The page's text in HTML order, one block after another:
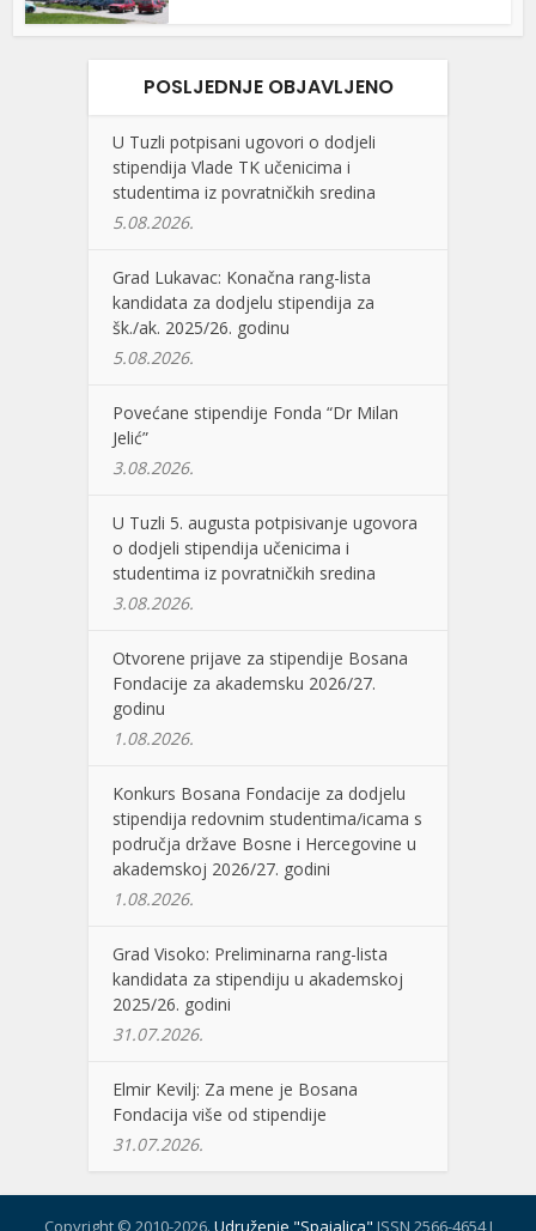
POSLJEDNJE OBJAVLJENO
U Tuzli potpisani ugovori o dodjeli
stipendija Vlade TK učenicima i
studentima iz povratničkih sredina
5.08.2026.
Grad Lukavac: Konačna rang-lista
kandidata za dodjelu stipendija za
šk./ak. 2025/26. godinu
5.08.2026.
Povećane stipendije Fonda “Dr Milan
Jelić”
3.08.2026.
U Tuzli 5. augusta potpisivanje ugovora
o dodjeli stipendija učenicima i
studentima iz povratničkih sredina
3.08.2026.
Otvorene prijave za stipendije Bosana
Fondacije za akademsku 2026/27.
godinu
1.08.2026.
Konkurs Bosana Fondacije za dodjelu
stipendija redovnim studentima/icama s
područja države Bosne i Hercegovine u
akademskoj 2026/27. godini
1.08.2026.
Grad Visoko: Preliminarna rang-lista
kandidata za stipendiju u akademskoj
2025/26. godini
31.07.2026.
Elmir Kevilj: Za mene je Bosana
Fondacija više od stipendije
31.07.2026.
Copyright © 2010-2026. Udruženje "Spajalica" ISSN 2566-4654 I